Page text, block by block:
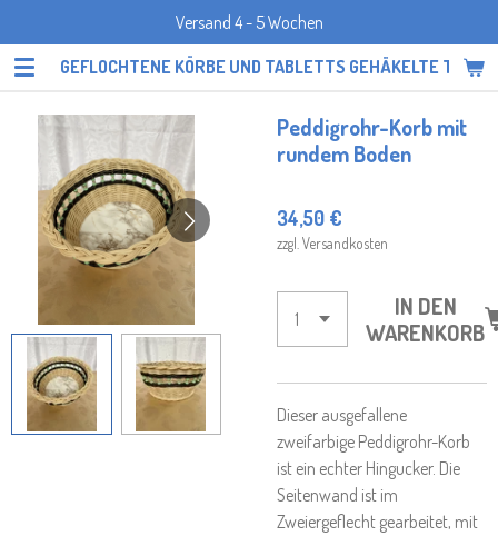
Hauptinhalt
springenGEFLOCHTENE KÖRBE UND TABLETTS GEHÄKELTE
Versand 4 - 5 Wochen
Peddigrohr-Korb mit
rundem Boden
34,50 €
zzgl. Versandkosten
IN DEN
WARENKORB
Dieser ausgefallene
zweifarbige Peddigrohr-Korb
ist ein echter Hingucker. Die
Seitenwand ist im
Zweiergeflecht gearbeitet, mit